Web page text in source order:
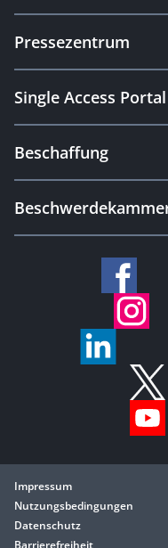
Pressezentrum
Single Access Portal
Beschaffung
Impressum
Nutzungsbedingungen
Datenschutz
Barrierefreiheit